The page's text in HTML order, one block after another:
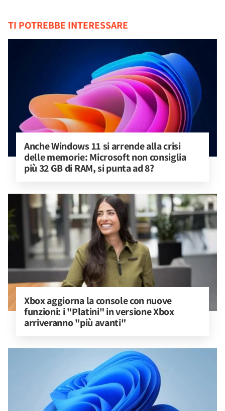
TI POTREBBE INTERESSARE
Anche Windows 11 si arrende alla crisi
delle memorie: Microsoft non consiglia
più 32 GB di RAM, si punta ad 8?
Xbox aggiorna la console con nuove
funzioni: i "Platini" in versione Xbox
arriveranno "più avanti"